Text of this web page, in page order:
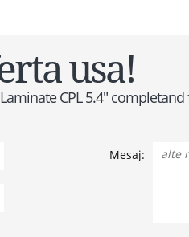
usa!
CPL 5.4"
Mesaj: